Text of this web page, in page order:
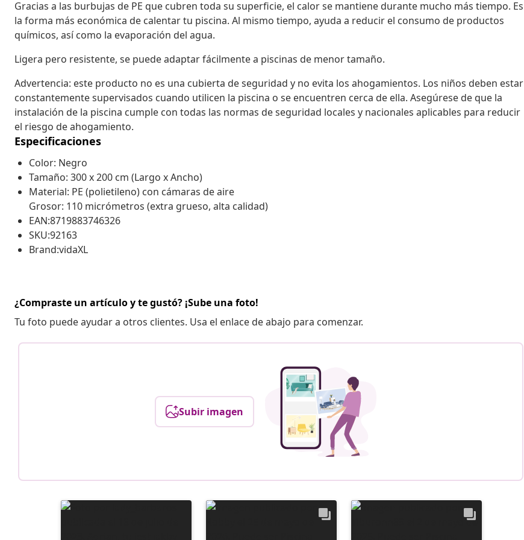
Gracias a las burbujas de PE que cubren toda su superficie, el calor se mantiene durante mucho más tiempo. Es
la forma más económica de calentar tu piscina. Al mismo tiempo, ayuda a reducir el consumo de productos
químicos, así como la evaporación del agua.
Ligera pero resistente, se puede adaptar fácilmente a piscinas de menor tamaño.
Advertencia: este producto no es una cubierta de seguridad y no evita los ahogamientos. Los niños deben estar
constantemente supervisados cuando utilicen la piscina o se encuentren cerca de ella. Asegúrese de que la
instalación de la piscina cumple con todas las normas de seguridad locales y nacionales aplicables para reducir
el riesgo de ahogamiento.
Especificaciones
Color: Negro
Tamaño: 300 x 200 cm (Largo x Ancho)
Material: PE (polietileno) con cámaras de aire
Grosor: 110 micrómetros (extra grueso, alta calidad)
EAN:8719883746326
SKU:92163
Brand:vidaXL
¿Compraste un artículo y te gustó? ¡Sube una foto!
Tu foto puede ayudar a otros clientes. Usa el enlace de abajo para comenzar.
Subir imagen